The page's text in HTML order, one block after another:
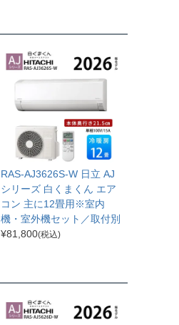
RAS-AJ3626S-W 日立 AJ
シリーズ 白くまくん エア
コン 主に12畳用※室内
機・室外機セット／取付別
¥81,800(税込)